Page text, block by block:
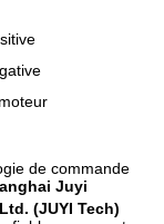
de commande
Juyi
(JUYI Tech)